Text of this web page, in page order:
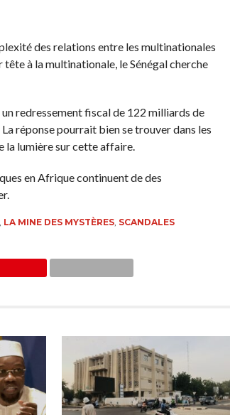
des relations entre les multinationales
à la multinationale, le Sénégal cherche
redressement fiscal de 122 milliards de
réponse pourrait bien se trouver dans les
lumière sur cette affaire.
en Afrique continuent de des
LA MINE DES MYSTÈRES, SCANDALES